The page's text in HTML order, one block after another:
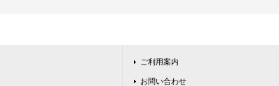
ご利用案内
お問い合わせ